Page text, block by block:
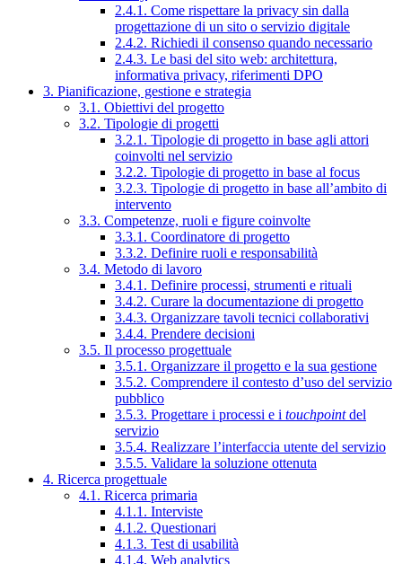
2.4.1. Come rispettare la privacy sin dalla
progettazione di un sito o servizio digitale
2.4.2. Richiedi il consenso quando necessario
2.4.3. Le basi del sito web: architettura,
informativa privacy, riferimenti DPO
3. Pianificazione, gestione e strategia
3.1. Obiettivi del progetto
3.2. Tipologie di progetti
3.2.1. Tipologie di progetto in base agli attori
coinvolti nel servizio
3.2.2. Tipologie di progetto in base al focus
3.2.3. Tipologie di progetto in base all’ambito di
intervento
3.3. Competenze, ruoli e figure coinvolte
3.3.1. Coordinatore di progetto
3.3.2. Definire ruoli e responsabilità
3.4. Metodo di lavoro
3.4.1. Definire processi, strumenti e rituali
3.4.2. Curare la documentazione di progetto
3.4.3. Organizzare tavoli tecnici collaborativi
3.4.4. Prendere decisioni
3.5. Il processo progettuale
3.5.1. Organizzare il progetto e la sua gestione
3.5.2. Comprendere il contesto d’uso del servizio
pubblico
3.5.3. Progettare i processi e i touchpointdel
servizio
3.5.4. Realizzare l’interfaccia utente del servizio
3.5.5. Validare la soluzione ottenuta
4. Ricerca progettuale
4.1. Ricerca primaria
4.1.1. Interviste
4.1.2. Questionari
4.1.3. Test di usabilità
4.1.4. Web analytics